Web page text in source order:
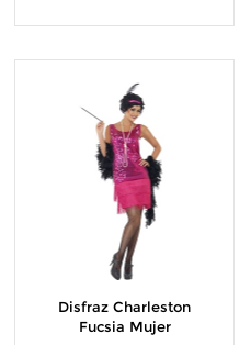
Disfraz Charleston
Fucsia Mujer